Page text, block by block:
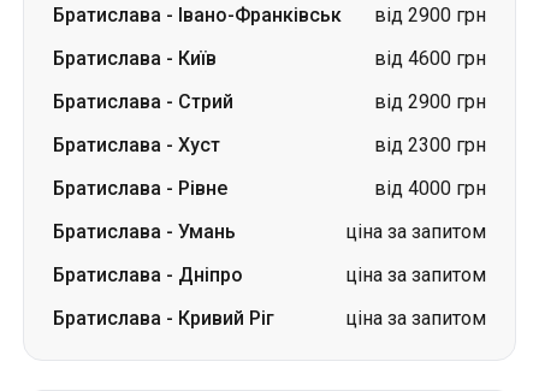
Братислава - Івано-Франківськ
від 2900 грн
Братислава - Київ
від 4600 грн
Братислава - Стрий
від 2900 грн
Братислава - Хуст
від 2300 грн
Братислава - Рівне
від 4000 грн
Братислава - Умань
ціна за запитом
Братислава - Дніпро
ціна за запитом
Братислава - Кривий Ріг ціна за запитом